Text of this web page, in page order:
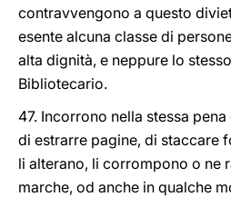
contravvengono a questo
esente alcuna classe di
alta dignità, e neppure lo
Bibliotecario.
47. Incorrono nella stessa
di estrarre pagine, di staccare
li alterano, li corrompono o ne
marche, od anche in qualche